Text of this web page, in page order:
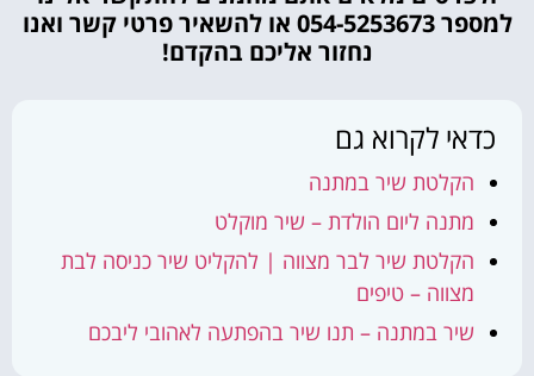
למספר 054-5253673 או להשאיר פרטי קשר ואנו
נחזור אליכם בהקדם!
כדאי לקרוא גם
הקלטת שיר במתנה
מתנה ליום הולדת – שיר מוקלט
הקלטת שיר לבר מצווה | להקליט שיר כניסה לבת
מצווה – טיפים
שיר במתנה – תנו שיר בהפתעה לאהובי ליבכם